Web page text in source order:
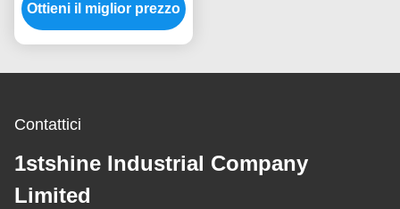
3000K per la camera da
letto dell'hotel
Ottieni il miglior prezzo
Contattici
1stshine Industrial Company
Limited